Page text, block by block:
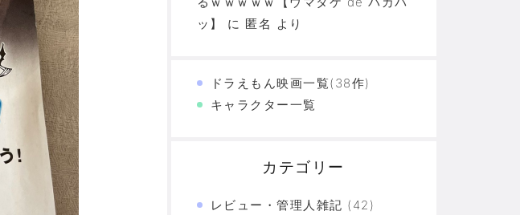
ッ】
に 匿名 より
ドラえもん映画一覧(38作)
キャラクター一覧
カテゴリー
レビュー・管理人雑記 (42)